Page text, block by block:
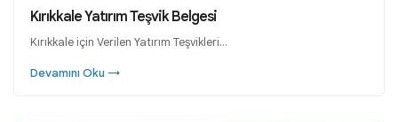
Kırıkkale Yatırım Teşvik Belgesi
Kırıkkale için Verilen Yatırım Teşvikleri…
Devamını Oku →